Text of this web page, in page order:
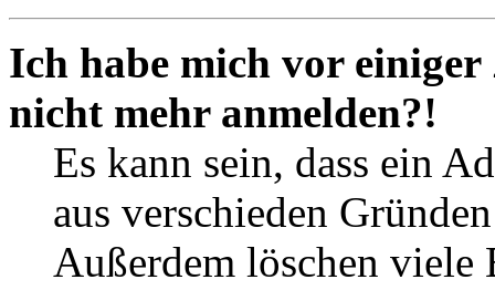
Ich habe mich vor
nicht mehr anmelden?!
Es kann sein, dass ein
aus verschieden
Außerdem löschen viele